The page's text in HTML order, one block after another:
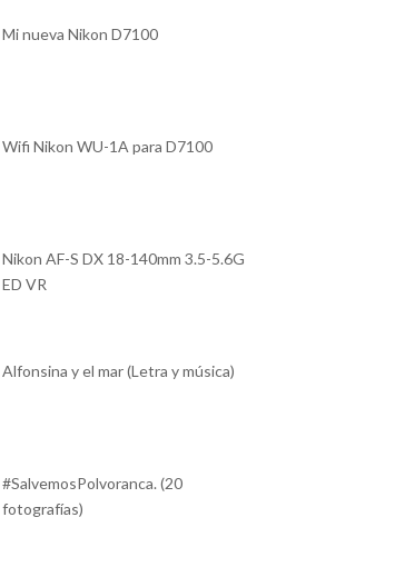
Mi nueva Nikon D7100
Wifi Nikon WU-1A para D7100
Nikon AF-S DX 18-140mm 3.5-5.6G
ED VR
Alfonsina y el mar (Letra y música)
#SalvemosPolvoranca. (20
fotografías)